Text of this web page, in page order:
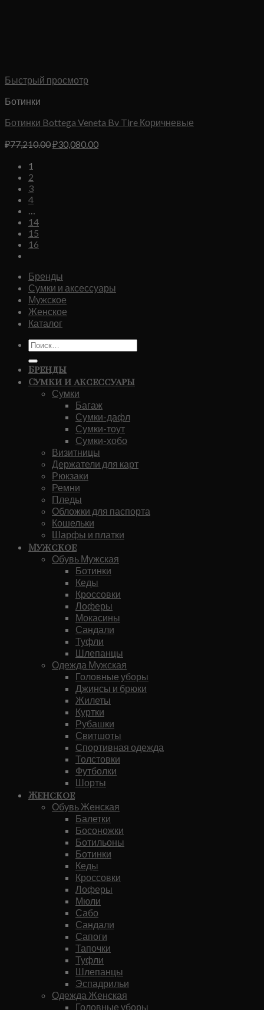
Быстрый просмотр
Ботинки
Ботинки Bottega Veneta Bv Tire Коричневые
₽77,210.00Первоначальная
₽30,080.00Текущая
1
2
3
4
…
14
15
16
Бренды
Сумки и аксессуары
Мужское
Женское
Каталог
Искать:
Бренды
Сумки и аксессуары
Сумки
Багаж
Сумки-дафл
Сумки-тоут
Сумки-хобо
Визитницы
Держатели для карт
Рюкзаки
Ремни
Пледы
Обложки для паспорта
Кошельки
Шарфы и платки
Мужское
Обувь Мужская
Ботинки
Кеды
Кроссовки
Лоферы
Мокасины
Сандали
Туфли
Шлепанцы
Одежда Мужская
Головные уборы
Джинсы и брюки
Жилеты
Куртки
Рубашки
Свитшоты
Спортивная одежда
Толстовки
Футболки
Шорты
Женское
Обувь Женская
Балетки
Босоножки
Ботильоны
Ботинки
Кеды
Кроссовки
Лоферы
Мюли
Сабо
Сандали
Сапоги
Тапочки
Туфли
Шлепанцы
Эспадрильи
Одежда Женская
Головные уборы